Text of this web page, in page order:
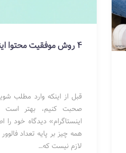
4 روش موفقیت محتوا اینستاگرام
قبل از اینکه وارد مطلب
صحبت کنیم، بهتر است
اینستاگرام» دیدگاه خود را
همه چیز بر پایه تعداد
لازم نیست که…